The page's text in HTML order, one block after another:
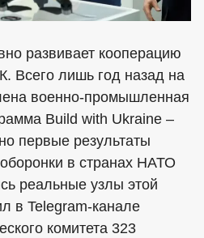
развивает кооперацию
Всего лишь год назад на
военно-промышленная
Build with Ukraine –
первые результаты
в странах НАТО
реальные узлы этой
в Telegram-канале
комитета 323